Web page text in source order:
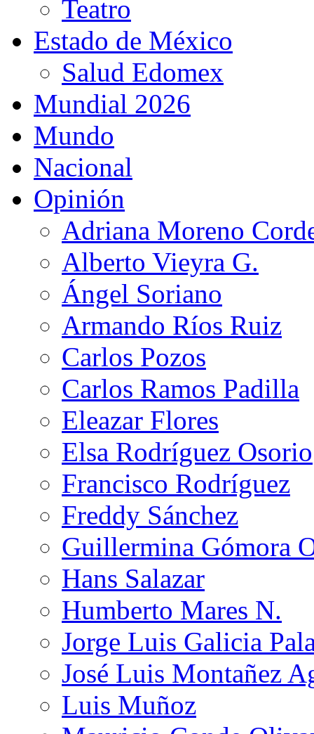
Teatro
Estado de México
Salud Edomex
Mundial 2026
Mundo
Nacional
Opinión
Adriana Moreno
Alberto Vieyra G.
Ángel Soriano
Armando Ríos Ruiz
Carlos Pozos
Carlos Ramos Padilla
Eleazar Flores
Elsa Rodríguez Osorio
Francisco Rodríguez
Freddy Sánchez
Guillermina Gómora
Hans Salazar
Humberto Mares N.
Jorge Luis Galicia
José Luis Montañez
Luis Muñoz